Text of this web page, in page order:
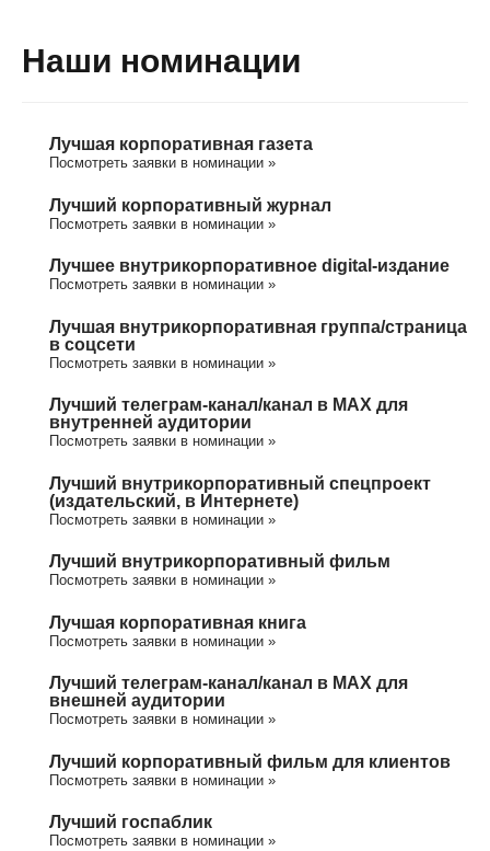
Наши номинации
Лучшая корпоративная газета
Посмотреть заявки в номинации »
Лучший корпоративный журнал
Посмотреть заявки в номинации »
Лучшее внутрикорпоративное digital-издание
Посмотреть заявки в номинации »
Лучшая внутрикорпоративная группа/cтраница
в соцсети
Посмотреть заявки в номинации »
Лучший телеграм-канал/канал в МАХ для
внутренней аудитории
Посмотреть заявки в номинации »
Лучший внутрикорпоративный спецпроект
(издательский, в Интернете)
Посмотреть заявки в номинации »
Лучший внутрикорпоративный фильм
Посмотреть заявки в номинации »
Лучшая корпоративная книга
Посмотреть заявки в номинации »
Лучший телеграм-канал/канал в МАХ для
внешней аудитории
Посмотреть заявки в номинации »
Лучший корпоративный фильм для клиентов
Посмотреть заявки в номинации »
Лучший госпаблик
Посмотреть заявки в номинации »